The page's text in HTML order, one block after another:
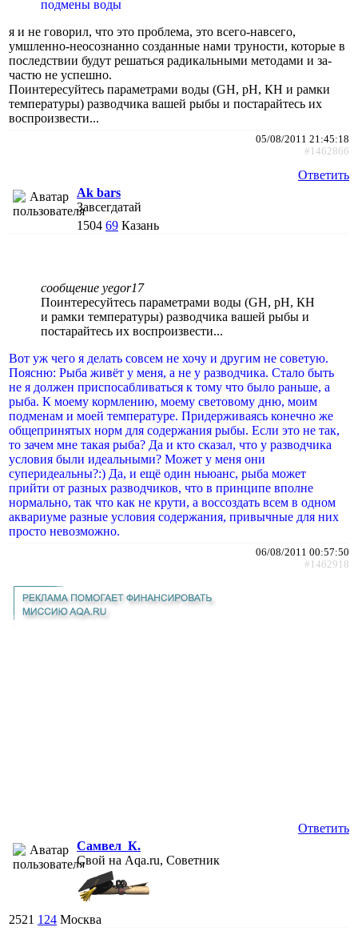
подмены воды
я и не говорил, что это проблема, это всего-навсего,
умшленно-неосознанно созданные нами труности, которые в
последствии будут решаться радикальными методами и за-
частю не успешно.
Поинтересуйтесь параметрами воды (GH, рН, КН и рамки
температуры) разводчика вашей рыбы и постарайтесь их
воспроизвести...
05/08/2011 21:45:18
#1462866
Ответить
Ak bars
Завсегдатай
1504 69 Казань
сообщение yegor17
Поинтересуйтесь параметрами воды (GH, рН, КН
и рамки температуры) разводчика вашей рыбы и
постарайтесь их воспроизвести...
Вот уж чего я делать совсем не хочу и другим не советую.
Поясню: Рыба живёт у меня, а не у разводчика. Стало быть
не я должен приспосабливаться к тому что было раньше, а
рыба. К моему кормлению, моему световому дню, моим
подменам и моей температуре. Придерживаясь конечно же
общепринятых норм для содержания рыбы. Если это не так,
то зачем мне такая рыба? Да и кто сказал, что у разводчика
условия были идеальными? Может у меня они
суперидеальны?:) Да, и ещё один ньюанс, рыба может
прийти от разных разводчиков, что в принципе вполне
нормально, так что как не крути, а воссоздать всем в одном
аквариуме разные условия содержания, привычные для них
просто невозможно.
06/08/2011 00:57:50
#1462918
Ответить
Самвел_К.
Свой на Aqa.ru, Советник
2521 124 Москва